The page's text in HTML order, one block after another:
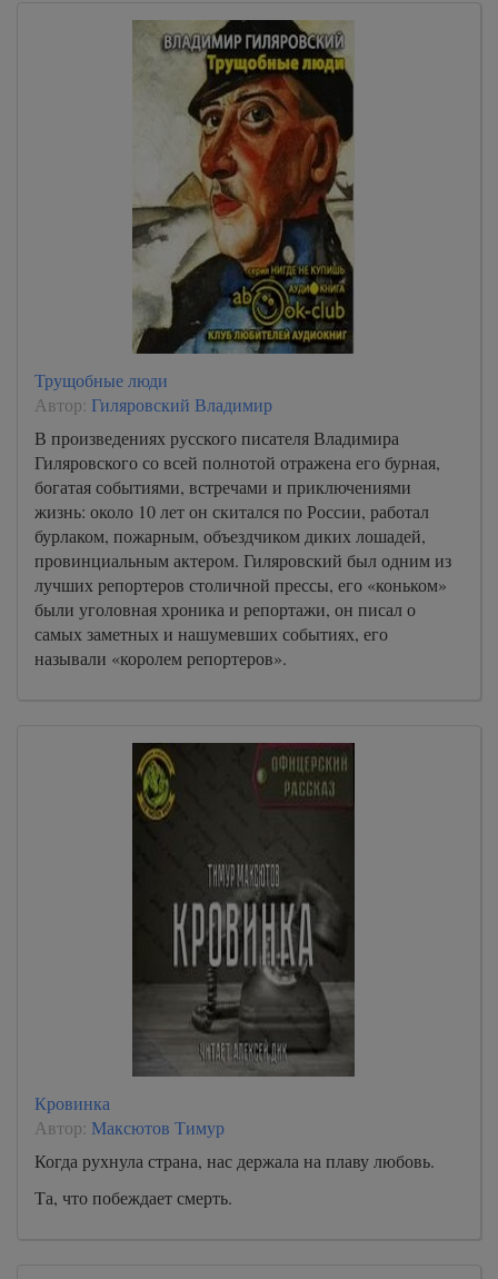
Трущобные люди
Автор: Гиляровский Владимир
В произведениях русского писателя Владимира
Гиляровского со всей полнотой отражена его бурная,
богатая событиями, встречами и приключениями
жизнь: около 10 лет он скитался по России, работал
бурлаком, пожарным, объездчиком диких лошадей,
провинциальным актером. Гиляровский был одним из
лучших репортеров столичной прессы, его «коньком»
были уголовная хроника и репортажи, он писал о
самых заметных и нашумевших событиях, его
называли «королем репортеров».
Кровинка
Автор: Максютов Тимур
Когда рухнула страна, нас держала на плаву любовь.
Та, что побеждает смерть.